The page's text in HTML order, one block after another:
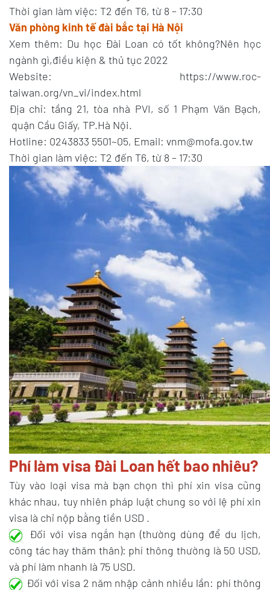
Thời gian làm việc: T2 đến T6, từ 8 – 17:30
Văn phòng kinh tế đài bắc tại Hà Nội
Xem thêm: Du học Đài Loan có tốt không?Nên học
ngành gì,điều kiện & thủ tục 2022
Website: https://www.roc-
taiwan.org/vn_vi/index.html
Địa chỉ: tầng 21, tòa nhà PVI, số 1 Phạm Văn Bạch,
quận Cầu Giấy, TP.Hà Nội.
Hotline: 0243833 5501~05, Email: vnm@mofa.gov.tw
Thời gian làm việc: T2 đến T6, từ 8 – 17:30
Phí làm visa Đài Loan hết bao nhiêu?
Tùy vào loại visa mà bạn chọn thì phí xin visa cũng
khác nhau, tuy nhiên pháp luật chung so với lệ phí xin
visa là chỉ nộp bằng tiền USD .
Đối với visa ngắn hạn (thường dùng để du lịch,
công tác hay thăm thân): phí thông thường là 50 USD,
và phí làm nhanh là 75 USD.
Đối với visa 2 năm nhập cảnh nhiều lần: phí thông